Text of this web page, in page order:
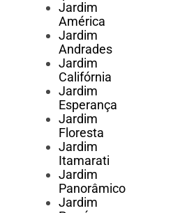
Jardim
América
Jardim
Andrades
Jardim
Califórnia
Jardim
Esperança
Jardim
Floresta
Jardim
Itamarati
Jardim
Panorâmico
Jardim